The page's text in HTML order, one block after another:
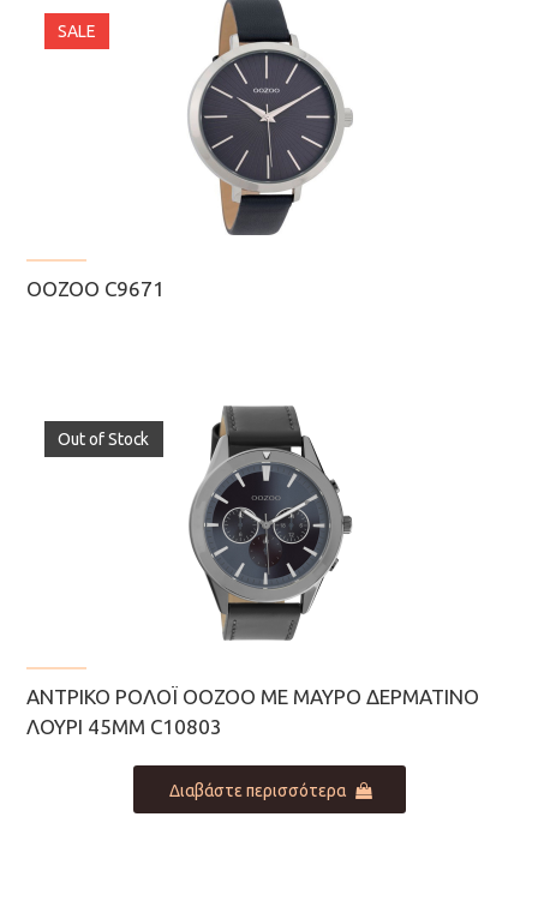
SALE
OOZOO C9671
Out of Stock
ΑΝΤΡΙΚΌ ΡΟΛΌΙ OOZOO ΜΕ ΜΑΎΡΟ ΔΕΡΜΆΤΙΝΟ
ΛΟΥΡΊ 45MM C10803
Διαβάστε περισσότερα